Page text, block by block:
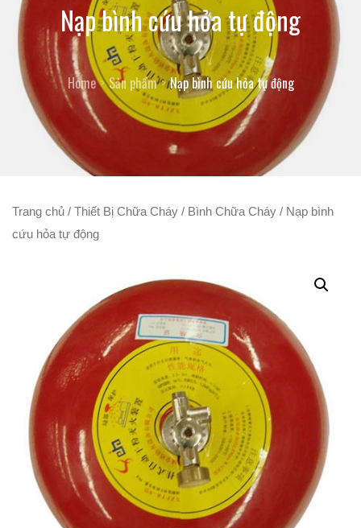
Nạp bình cứu hỏa tự động
Home Sản phẩm Nạp bình cứu hỏa tự động
Trang chủ / Thiết Bị Chữa Cháy / Bình Chữa Cháy / Nạp bình
cứu hỏa tự động